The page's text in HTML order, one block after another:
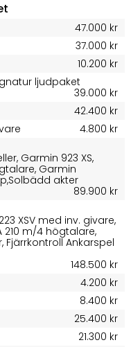
47.000 kr
37.000 kr
10.200 kr
ljudpaket
39.000 kr
42.400 kr
4.800 kr
Garmin 923 XS,
Garmin
akter
89.900 kr
XSV med inv. givare,
210 m/4 högtalare,
Fjärrkontroll Ankarspel
148.500 kr
4.200 kr
8.400 kr
25.400 kr
21.300 kr